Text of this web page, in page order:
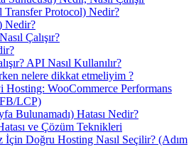
Protocol) Nedir?
Nedir?
Çalışır?
API Nasıl Kullanılır?
nelere dikkat etmeliyim ?
WooCommerce Performans
LCP)
Bulunamadı) Hatası Nedir?
ve Çözüm Teknikleri
İçin Doğru Hosting Nasıl Seçilir? (Adım